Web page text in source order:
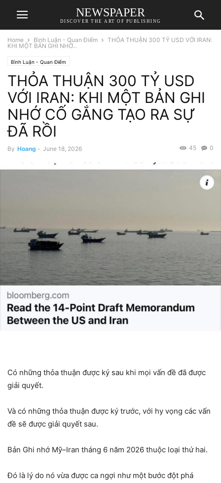
NEWSPAPER
DISCOVER THE ART OF PUBLISHING
Home Bình Luận - Quan Điểm
THỎA THUẬN 300 TỶ USD VỚI IRAN:
KHI MỘT BẢN GHI NHỚ...
Bình Luận - Quan Điểm
THỎA THUẬN 300 TỶ USD
VỚI IRAN: KHI MỘT BẢN GHI
NHỚ CỐ GẮNG TẠO RA SỰ
ĐÃ RỒI
By Hoang - June 18, 2026 0
45
Có những thỏa thuận được ký sau khi mọi vấn đề đã được
giải quyết.
Và có những thỏa thuận được ký trước, với hy vọng các vấn
đề sẽ được giải quyết sau.
Bản Ghi nhớ Mỹ–Iran tháng 6 năm 2026 thuộc loại thứ hai.
Đó là lý do nó vừa được ca ngợi như một bước đột phá